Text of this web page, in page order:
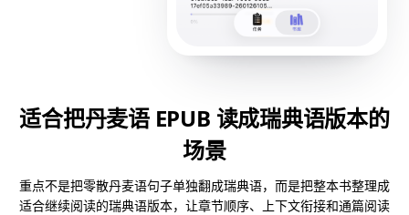
适合把丹麦语 EPUB 读成瑞典语版本的
场景
重点不是把零散丹麦语句子单独翻成瑞典语，而是把整本书整理成
适合继续阅读的瑞典语版本，让章节顺序、上下文衔接和通篇阅读